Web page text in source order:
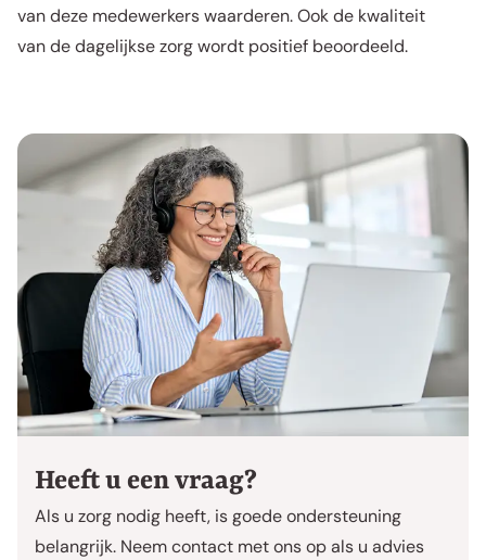
van deze medewerkers waarderen. Ook de kwaliteit
van de dagelijkse zorg wordt positief beoordeeld.
Heeft u een vraag?
Als u zorg nodig heeft, is goede ondersteuning
belangrijk. Neem contact met ons op als u advies